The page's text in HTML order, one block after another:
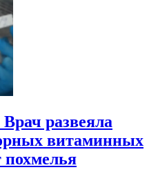
развеяла
витаминных
похмелья